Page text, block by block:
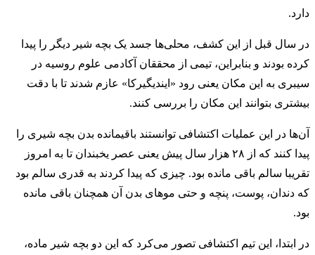
دارد.
در سال قبل از این کشف، محلی‌ها جسد یک بچه شیر دیگر را پیدا
کرده بودند و بنابراین، تیمی از محققان آکادمی علوم روسیه در
سیبری به این مکان یعنی رود «ایندیگیرکا» عازم شدند تا با دقت
بیشتری بتوانند این مکان را بررسی کنند.
آن‌ها در این عملیات اکتشافی توانستند باقیمانده بدن بچه شیری را
پیدا کنند که از ۲۸ هزار سال پیش یعنی عصر یخبندان تا به امروز
تقریبا سالم باقی مانده بود. چیزی که پیدا کردند به قدری سالم بود
که دندان، پوست، پنچه و حتی موهای بدن آن همچنان باقی مانده
بود.
در ابتدا، این تیم اکتشافی تصور می‌کرد که این دو بچه شیر ماده،